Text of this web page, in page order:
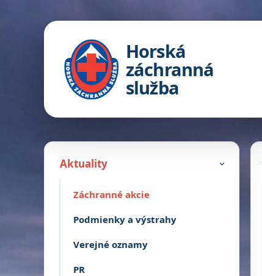
Horská
záchranná
služba
Aktuality ›
Záchranné akcie
Podmienky a výstrahy
Verejné oznamy
PR